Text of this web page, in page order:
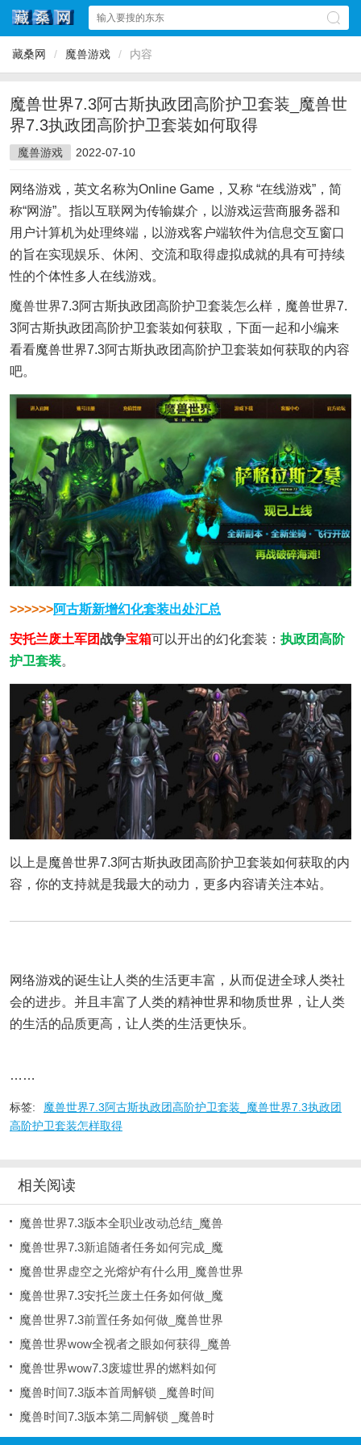
藏桑网 / 魔兽游戏 / 内容
魔兽世界7.3阿古斯执政团高阶护卫套装_魔兽世
界7.3执政团高阶护卫套装如何取得
魔兽游戏 2022-07-10
网络游戏，英文名称为Online Game，又称 “在线游戏”，简
称“网游”。指以互联网为传输媒介，以游戏运营商服务器和
用户计算机为处理终端，以游戏客户端软件为信息交互窗口
的旨在实现娱乐、休闲、交流和取得虚拟成就的具有可持续
性的个体性多人在线游戏。
魔兽世界7.3阿古斯执政团高阶护卫套装怎么样，魔兽世界7.
3阿古斯执政团高阶护卫套装如何获取，下面一起和小编来
看看魔兽世界7.3阿古斯执政团高阶护卫套装如何获取的内容
吧。
>>>>>>阿古斯新增幻化套装出处汇总
安托兰废土军团战争宝箱可以开出的幻化套装： 执政团高阶
护卫套装。
以上是魔兽世界7.3阿古斯执政团高阶护卫套装如何获取的内
容，你的支持就是我最大的动力，更多内容请关注本站。
网络游戏的诞生让人类的生活更丰富，从而促进全球人类社
会的进步。并且丰富了人类的精神世界和物质世界，让人类
的生活的品质更高，让人类的生活更快乐。
……
标签:
魔兽世界7.3阿古斯执政团高阶护卫套装_魔兽世界7.3执政团
高阶护卫套装怎样取得
相关阅读
魔兽世界7.3版本全职业改动总结_魔兽
魔兽世界7.3新追随者任务如何完成_魔
魔兽世界虚空之光熔炉有什么用_魔兽世界
魔兽世界7.3安托兰废土任务如何做_魔
魔兽世界7.3前置任务如何做_魔兽世界
魔兽世界wow全视者之眼如何获得_魔兽
魔兽世界wow7.3废墟世界的燃料如何
魔兽时间7.3版本首周解锁 _魔兽时间
魔兽时间7.3版本第二周解锁 _魔兽时